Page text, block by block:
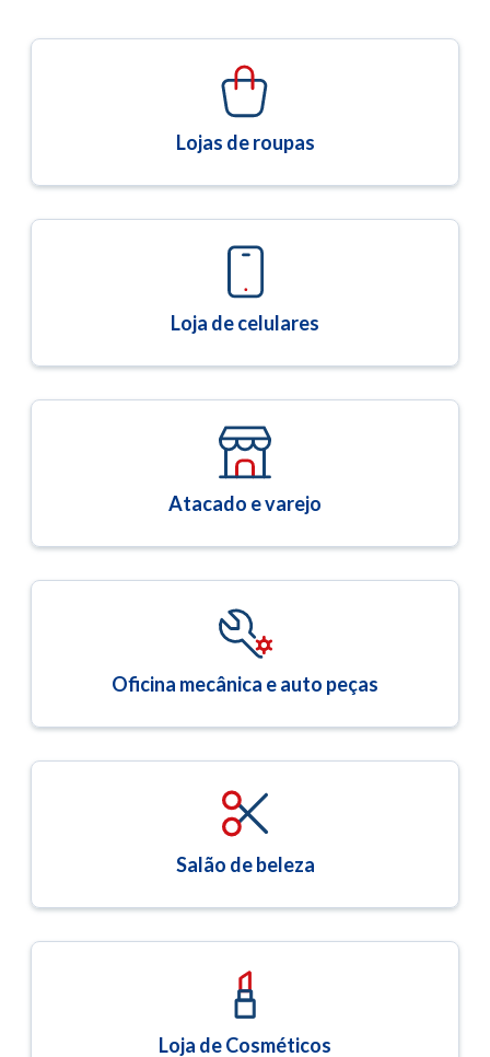
Lojas de roupas
Loja de celulares
Atacado e varejo
Oficina mecânica e auto peças
Salão de beleza
Loja de Cosméticos